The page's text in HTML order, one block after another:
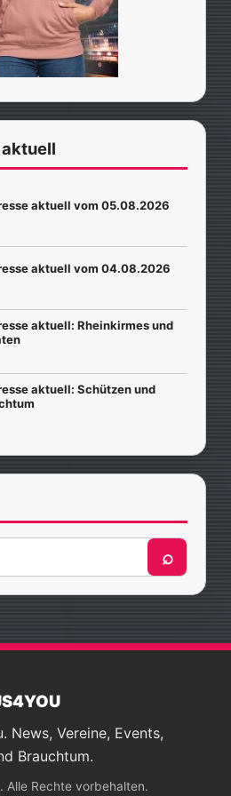
aktuell vom 05.08.2026
aktuell vom 04.08.2026
aktuell: Rheinkirmes und
aktuell: Schützen und
⌕
News, Vereine, Events,
Brauchtum.
Alle Rechte vorbehalten.